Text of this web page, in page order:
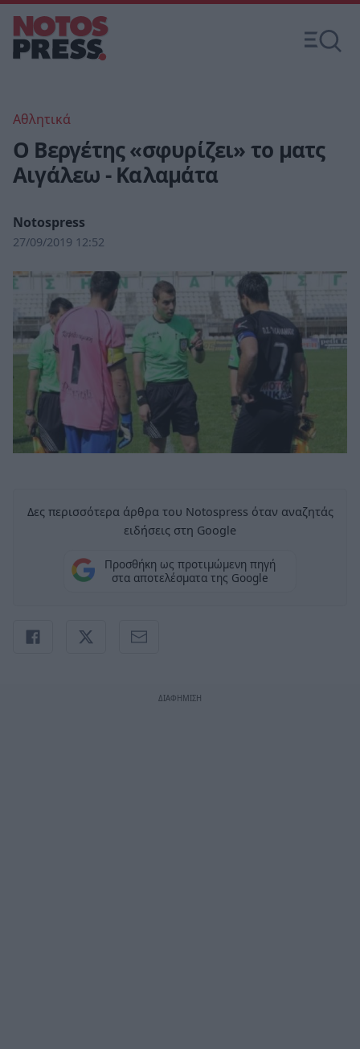
Αθλητικά
Ο Βεργέτης «σφυρίζει» το ματς
Αιγάλεω - Καλαμάτα
Notospress
27/09/2019 12:52
Δες περισσότερα άρθρα του Notospress όταν αναζητάς
ειδήσεις στη Google
Προσθήκη ως προτιμώμενη πηγή
στα αποτελέσματα της Google